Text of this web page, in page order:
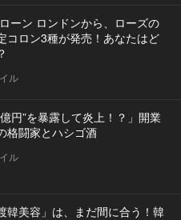
ーン ロンドンから、ローズの
コロン3種が発売！あなたはど
ル
億円”を暴露して炎上！？」開業
格闘家とハシゴ酒
ル
韓美容」は、まだ間に合う！韓